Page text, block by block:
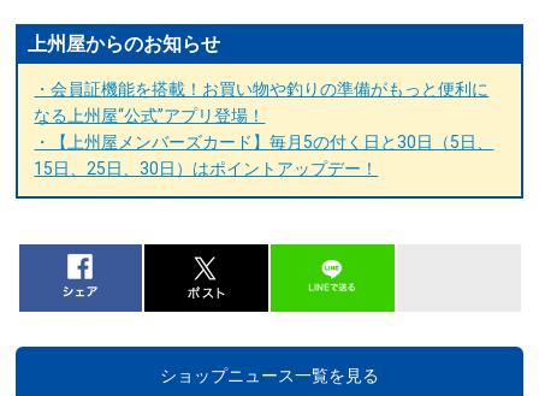
上州屋からのお知らせ
・会員証機能を搭載！お買い物や釣りの準備がもっと便利に
なる上州屋“公式”アプリ登場！
・【上州屋メンバーズカード】毎月5の付く日と30日（5日、
15日、25日、30日）はポイントアップデー！
ショップニュース一覧を見る